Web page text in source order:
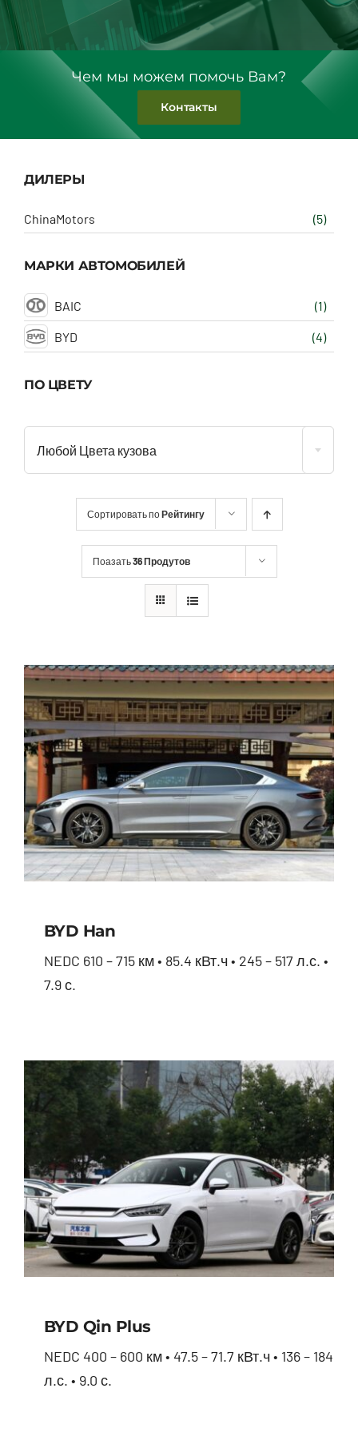
Чем мы можем помочь Вам?
Контакты
ДИЛЕРЫ
ChinaMotors (5)
МАРКИ АВТОМОБИЛЕЙ
BAIC (1)
BYD (4)
ПО ЦВЕТУ
Любой Цвета кузова
Сортировать поРейтингу
Поазать36 Продутов
BYD Han
NEDC 610 – 715 км • 85.4 кВт.ч • 245 – 517 л.с. •
7.9 с.
BYD Qin Plus
NEDC 400 – 600 км • 47.5 – 71.7 кВт.ч • 136 – 184
л.с. • 9.0 с.